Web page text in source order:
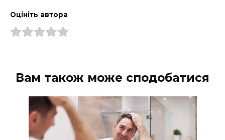
Оцініть автора
Вам також може сподобатися